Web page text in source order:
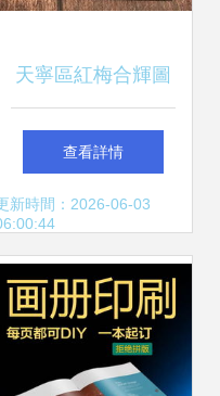
天寧區紅梅合輝圖
文設計服務部產品
展示
查看詳情
新時間：2026-06-03